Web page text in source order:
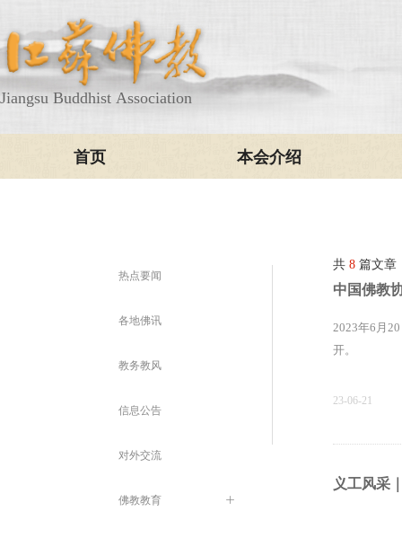
Jiangsu Buddhist Association
首页 本会介绍
共 8 篇文章
中国佛教
2023年6月
开。
23-06-21
义工风采
热点要闻
各地佛讯
教务教风
信息公告
对外交流
ꄶ
佛教教育